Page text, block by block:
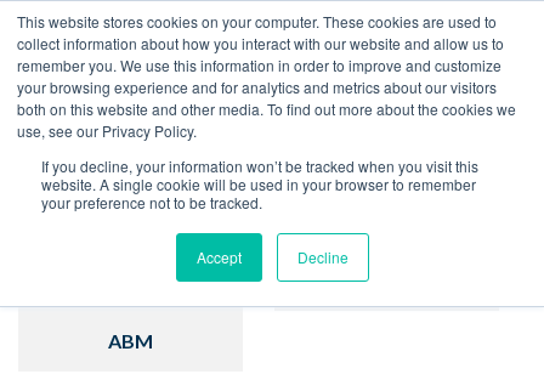
This website stores cookies on your computer. These cookies are used to
collect information about how you interact with our website and allow us to
remember you. We use this information in order to improve and customize
your browsing experience and for analytics and metrics about our visitors
both on this website and other media. To find out more about the cookies we
use, see our Privacy Policy.
If you decline, your information won’t be tracked when you visit this
website. A single cookie will be used in your browser to remember
your preference not to be tracked.
Accept Decline
Home Blog
Inbound Marketing
Estratégia Vendas
ABM